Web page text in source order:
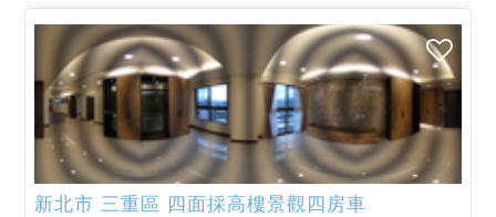
新北市 三重區 四面採高樓景觀四房車